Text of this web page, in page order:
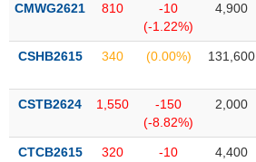
CMWG2621 810
-10
(-1.22%)
4,900
CSHB2615 340 (0.00%) 131,600
CSTB2624 1,550
-150
(-8.82%)
2,000
CTCB2615 320
-10
4,400
VỤ
THÔNG